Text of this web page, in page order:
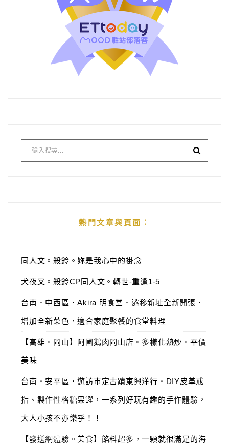
熱門文章與頁面︰
同人文。殺鈴。妳是我心中的掛念
犬夜叉。殺鈴CP同人文。轉世-重逢1-5
台南．中西區．Akira 明食堂．遷移新址全新開張．
增加全新菜色．適合家庭聚餐的食堂料理
【高雄。岡山】阿國鵝肉岡山店。多樣化熱炒。平價
美味
台南．安平區．遊訪市定古蹟東興洋行．DIY皮革戒
指、製作性格糖果罐，一系列好玩有趣的手作體驗，
大人小孩不亦樂乎！！
【發送網體驗。美食】餡料超多，一顆就很滿足的海